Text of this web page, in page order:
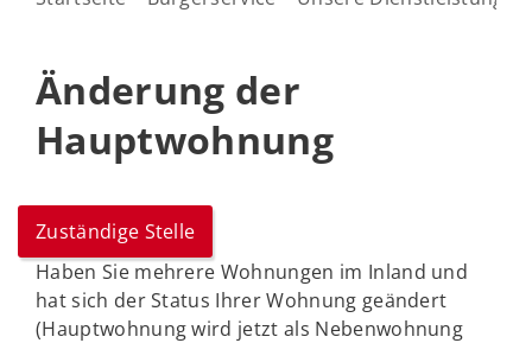
Änderung der
Hauptwohnung
Zuständige Stelle
Haben Sie mehrere Wohnungen im Inland und
hat sich der Status Ihrer Wohnung geändert
(Hauptwohnung wird jetzt als Nebenwohnung